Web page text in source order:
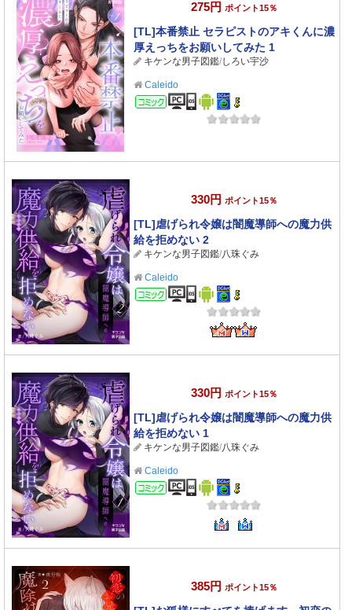
275円 ポイント15％
[TL]本番禁止 セラピストのアキくんに濃
厚えっちをお願いしてみた 1
キケンな男子図鑑/しろい宇沙
Caleido
コミック
330円 ポイント15％
[TL]虐げられ令嬢は闇魔導師への魔力供
給を拒めない 2
キケンな男子図鑑/八珠ぐみ
Caleido
コミック
330円 ポイント15％
[TL]虐げられ令嬢は闇魔導師への魔力供
給を拒めない 1
キケンな男子図鑑/八珠ぐみ
Caleido
コミック
385円 ポイント15％